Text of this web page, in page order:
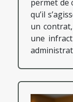
permet de
qu’il
un
une